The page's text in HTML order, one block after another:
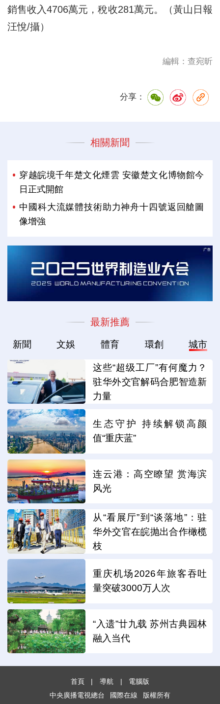
銷售收入4706萬元，稅收281萬元。（黃山日報
汪悅/攝）
編輯：查宛昕
分享：
相關新聞
穿越皖境千年楚文化煙雲 安徽楚文化博物館今
日正式開館
中國科大流媒體技術助力神舟十四號返回艙圖
像增強
最新推薦
新聞 文娛 體育 環創 城市
这些“超级工厂”有何魔力？
驻华外交官解码合肥智造新
力量
生态守护 持续解锁高颜
值“重庆蓝”
连云港：高空瞭望 赏海滨
风光
从“看展厅”到“谈落地”：驻
华外交官在皖抛出合作橄榄
枝
重庆机场2026年旅客吞吐
量突破3000万人次
“入遗”廿九载 苏州古典园林
融入当代
首頁 | 導航 |
電腦版
中央廣播電視總台
國際在線 版權所有